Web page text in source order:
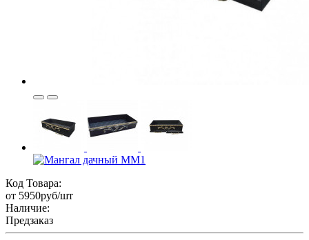
Код Товара:
от 5950руб/шт
Наличие:
Предзаказ